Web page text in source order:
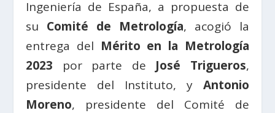
Ingeniería de España, a propuesta de
su Comité de Metrología, acogió la
entrega del Mérito en la Metrología
2023 por parte de José Trigueros,
presidente del Instituto, y Antonio
Moreno, presidente del Comité de